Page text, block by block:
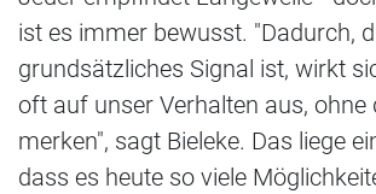
ist es immer bewusst. "Dadurch,
grundsätzliches Signal ist, wirkt
oft auf unser Verhalten aus, ohne
merken", sagt Bieleke. Das liege
dass es heute so viele